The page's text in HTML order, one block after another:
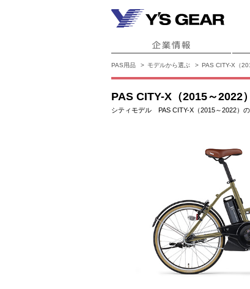
PAS用品 モデルから選ぶ PAS CITY-X（
PAS CITY-X（2015～2022）
シティモデル PAS CITY-X（2015～2022）